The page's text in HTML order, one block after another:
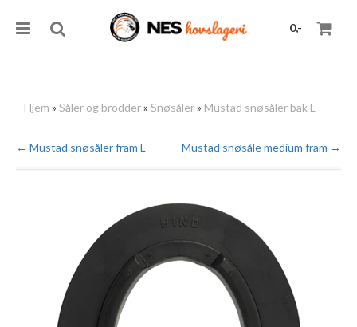
0,-
Hjem » Såler og brodder» Snøsåler» Mustad snøsåler bak L
Mustad snøsåle medium fram →
← Mustad snøsåler fram L